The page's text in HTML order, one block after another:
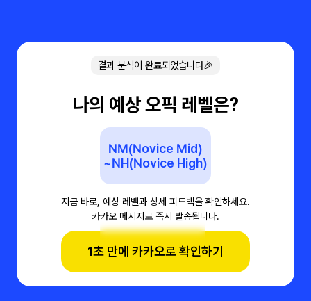
결과 분석이 완료되었습니다🎉
나의 예상 오픽 레벨은?
NM(Novice Mid)
~NH(Novice High)
지금 바로, 예상 레벨과 상세 피드백을 확인하세요.
카카오 메시지로 즉시 발송됩니다.
1초 만에 카카오로 확인하기